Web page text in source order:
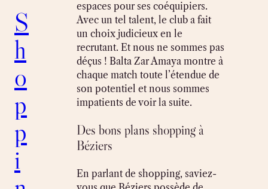
S
h
o
p
p
i
espaces pour ses coéquipiers.
Avec un tel talent, le club a fait
un choix judicieux en le
recrutant. Et nous ne sommes pas
déçus ! Balta Zar Amaya montre à
chaque match toute l’étendue de
son potentiel et nous sommes
impatients de voir la suite.
Des bons plans shopping à
Béziers
En parlant de shopping, saviez-